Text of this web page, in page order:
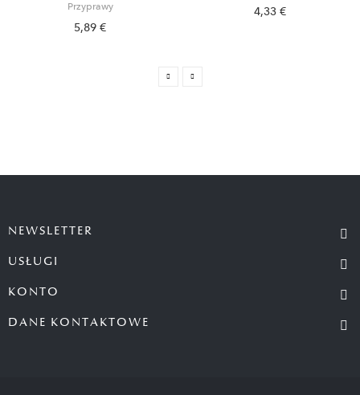
Przyprawy
5,89 €
4,33 €
NEWSLETTER
USŁUGI
KONTO
DANE KONTAKTOWE